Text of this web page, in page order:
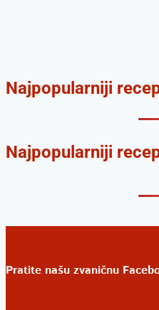
Najpopularniji
Najpopularniji
Pratite našu zvaničnu